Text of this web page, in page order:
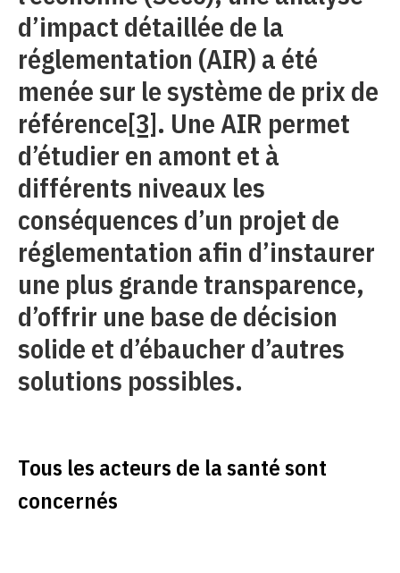
d’impact détaillée de la
réglementation (AIR) a été
menée sur le système de prix de
référence[3]. Une AIR permet
d’étudier en amont et à
différents niveaux les
conséquences d’un projet de
réglementation afin d’instaurer
une plus grande transparence,
d’offrir une base de décision
solide et d’ébaucher d’autres
solutions possibles.
Tous les acteurs de la santé sont
concernés